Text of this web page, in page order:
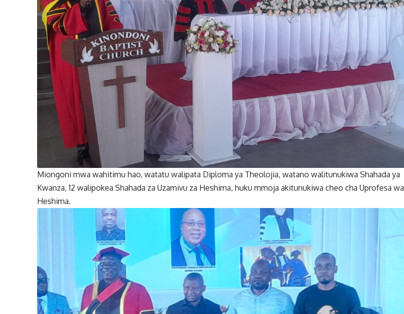
Miongoni mwa wahitimu hao, watatu walipata Diploma ya Theolojia, watano walitunukiwa Shahada ya
Kwanza, 12 walipokea Shahada za Uzamivu za Heshima, huku mmoja akitunukiwa cheo cha Uprofesa wa
Heshima.